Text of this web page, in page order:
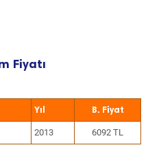
Fiyatı
Yıl
2013 6092 TL